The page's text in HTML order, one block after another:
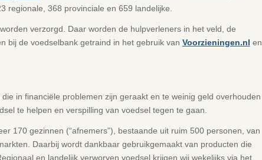
regionale, 368 provinciale en 659 landelijke.
verzorgd. Daar worden de hulpverleners in het veld, de
bij de voedselbank getraind in het gebruik van Voorzieningen.nl en
in financiële problemen zijn geraakt en te weinig geld overhouden
te helpen en verspilling van voedsel tegen te gaan.
170 gezinnen (“afnemers”), bestaande uit ruim 500 personen, van
Daarbij wordt dankbaar gebruikgemaakt van producten die
en landelijk verworven voedsel krijgen wij wekelijks via het